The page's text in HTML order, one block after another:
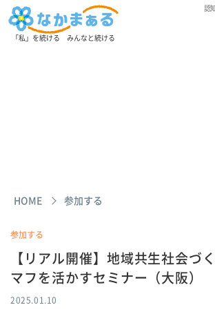
認
「私」を続ける みんなと続ける
HOME 参加する
参加する
【リアル開催】地域共生社会づ
マフを活かすセミナー（大阪）
2025.01.10